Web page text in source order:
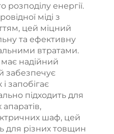
енергії.
міді з
цей міцний
та ефективну
втратами.
має надійний
забезпечує
запобігає
підходить для
шаф, цей
для різних товщин